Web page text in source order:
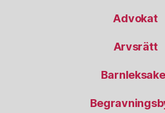
Advokat
Arvsrätt